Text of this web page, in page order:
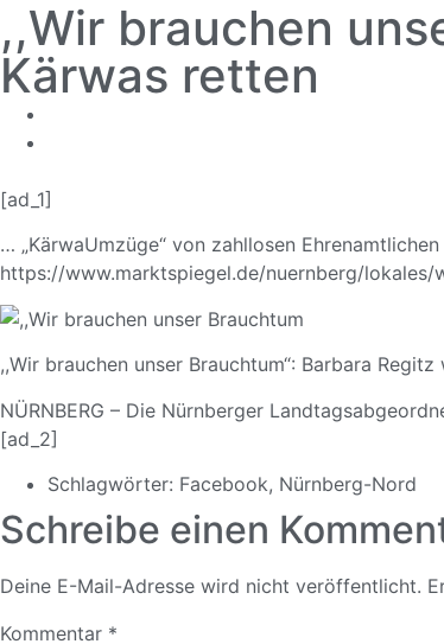
,,Wir brauchen
Kärwas retten
[ad_1]
… „KärwaUmzüge“ von zahllosen
https://www.marktspiegel.de/nuernberg/lokales/
,,Wir brauchen unser Brauchtum“: Barbara
NÜRNBERG – Die Nürnberger
[ad_2]
Schlagwörter: Facebook, Nürnberg-Nord
Schreibe einen
Deine E-Mail-Adresse wird nicht veröffentlicht.
Kommentar *